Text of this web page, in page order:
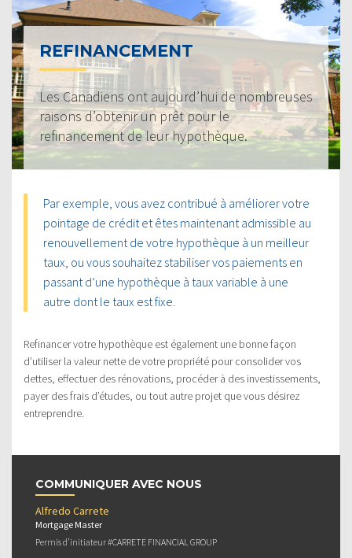
REFINANCEMENT
Les Canadiens ont aujourd’hui de nombreuses
raisons d’obtenir un prêt pour le
refinancement de leur hypothèque.
Par exemple, vous avez contribué à améliorer votre
pointage de crédit et êtes maintenant admissible au
renouvellement de votre hypothèque à un meilleur
taux, ou vous souhaitez stabiliser vos paiements en
passant d’une hypothèque à taux variable à une
autre dont le taux est fixe.
Refinancer votre hypothèque est également une bonne façon
d’utiliser la valeur nette de votre propriété pour consolider vos
dettes, effectuer des rénovations, procéder à des investissements,
payer des frais d’études, ou tout autre projet que vous désirez
entreprendre.
COMMUNIQUER AVEC NOUS
Alfredo Carrete
Mortgage Master
Permis d’initiateur #CARRETE FINANCIAL GROUP